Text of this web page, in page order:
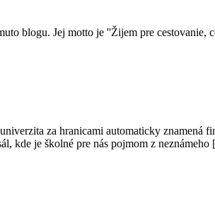
blogu. Jej motto je ''Žijem pre cestovanie,
za hranicami automaticky znamená
kde je školné pre nás pojmom z